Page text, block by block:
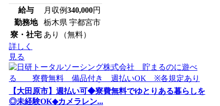
給与
月収例340,000円
勤務地
栃木県 宇都宮市
寮・社宅 あり（無料）
詳しく
見る
【大田原市】週払い可◆寮費無料でゆとりある暮らしを
◎未経験OK◆カメラレン...